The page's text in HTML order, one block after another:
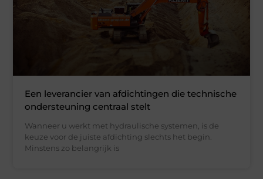
Een leverancier van afdichtingen die technische
ondersteuning centraal stelt
Wanneer u werkt met hydraulische systemen, is de
keuze voor de juiste afdichting slechts het begin.
Minstens zo belangrijk is